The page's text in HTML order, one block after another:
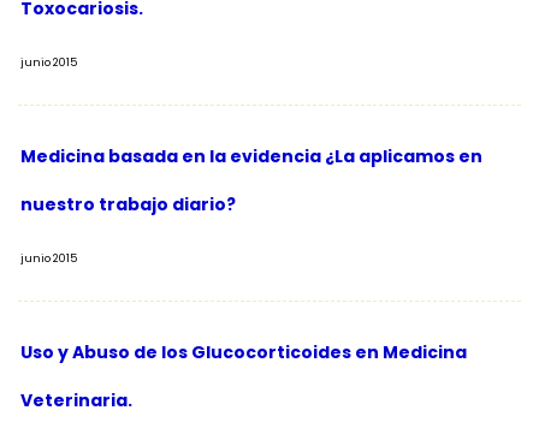
Toxocariosis.
junio 2015
Medicina basada en la evidencia ¿La aplicamos en
nuestro trabajo diario?
junio 2015
Uso y Abuso de los Glucocorticoides en Medicina
Veterinaria.